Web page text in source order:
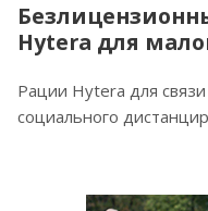
Hytera для
Рации Hytera для
социального